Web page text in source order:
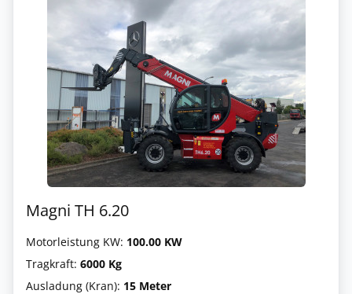
Magni TH 6.20
Motorleistung KW: 100.00 KW
Tragkraft: 6000 Kg
Ausladung (Kran): 15 Meter